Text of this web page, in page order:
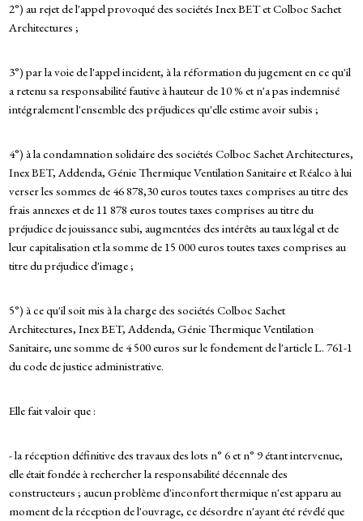
2°) au rejet de l'appel provoqué des sociétés Inex BET et Colboc Sachet
Architectures ;
3°) par la voie de l'appel incident, à la réformation du jugement en ce qu'il
a retenu sa responsabilité fautive à hauteur de 10 % et n'a pas indemnisé
intégralement l'ensemble des préjudices qu'elle estime avoir subis ;
4°) à la condamnation solidaire des sociétés Colboc Sachet Architectures,
Inex BET, Addenda, Génie Thermique Ventilation Sanitaire et Réalco à lui
verser les sommes de 46 878,30 euros toutes taxes comprises au titre des
frais annexes et de 11 878 euros toutes taxes comprises au titre du
préjudice de jouissance subi, augmentées des intérêts au taux légal et de
leur capitalisation et la somme de 15 000 euros toutes taxes comprises au
titre du préjudice d'image ;
5°) à ce qu'il soit mis à la charge des sociétés Colboc Sachet
Architectures, Inex BET, Addenda, Génie Thermique Ventilation
Sanitaire, une somme de 4 500 euros sur le fondement de l'article L. 761-1
du code de justice administrative.
Elle fait valoir que :
- la réception définitive des travaux des lots n° 6 et n° 9 étant intervenue,
elle était fondée à rechercher la responsabilité décennale des
constructeurs ; aucun problème d'inconfort thermique n'est apparu au
moment de la réception de l'ouvrage, ce désordre n'ayant été révélé que